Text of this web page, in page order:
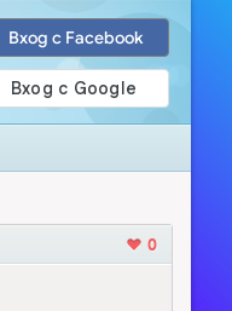
Вход с Facebook
0